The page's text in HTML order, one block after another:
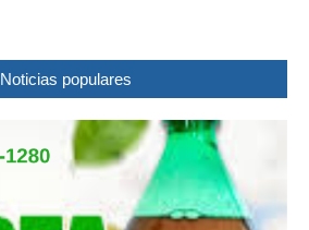
Noticias populares